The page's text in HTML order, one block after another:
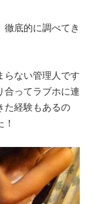
徹底的に調べてき
らない管理人です
合ってラブホに連
た経験もあるの